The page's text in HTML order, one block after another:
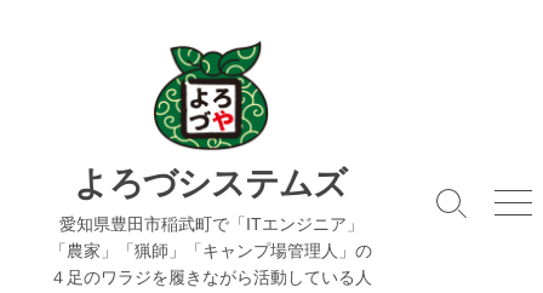
よろづシステムズ
愛知県豊田市稲武町で「ITエンジニア」
「農家」「猟師」「キャンプ場管理人」の
４足のワラジを履きながら活動している人
検
メ